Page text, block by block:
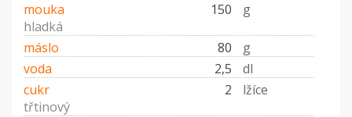
mouka 150
g
hladká
máslo
80
g
voda
2,5
dl
cukr
2
lžíce
třtinový